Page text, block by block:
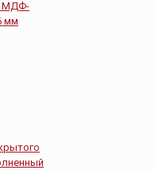
МДФ-
мм